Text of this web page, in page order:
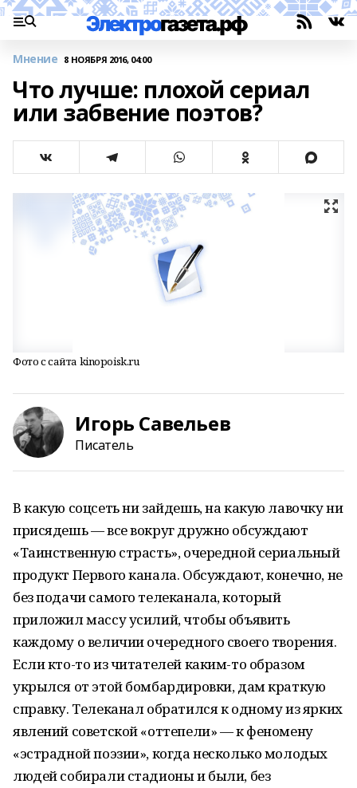
Мнение 8 НОЯБРЯ 2016, 04:00
Что лучше: плохой сериал
или забвение поэтов?
Фото с сайта kinopoisk.ru
Игорь Савельев
Писатель
В какую соцсеть ни зайдешь, на какую лавочку ни
присядешь — все вокруг дружно обсуждают
«Таинственную страсть», очередной сериальный
продукт Первого канала. Обсуждают, конечно, не
без подачи самого телеканала, который
приложил массу усилий, чтобы объявить
каждому о величии очередного своего творения.
Если кто-то из читателей каким-то образом
укрылся от этой бомбардировки, дам краткую
справку. Телеканал обратился к одному из ярких
явлений советской «оттепели» — к феномену
«эстрадной поэзии», когда несколько молодых
людей собирали стадионы и были, без